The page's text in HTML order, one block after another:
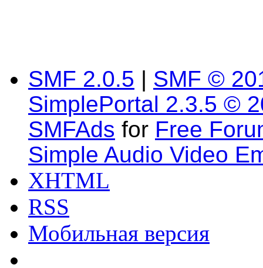
SMF 2.0.5 | SMF ©
SimplePortal 2.3.5 ©
SMFAds for Free
Simple Audio Video
XHTML
RSS
Мобильная версия